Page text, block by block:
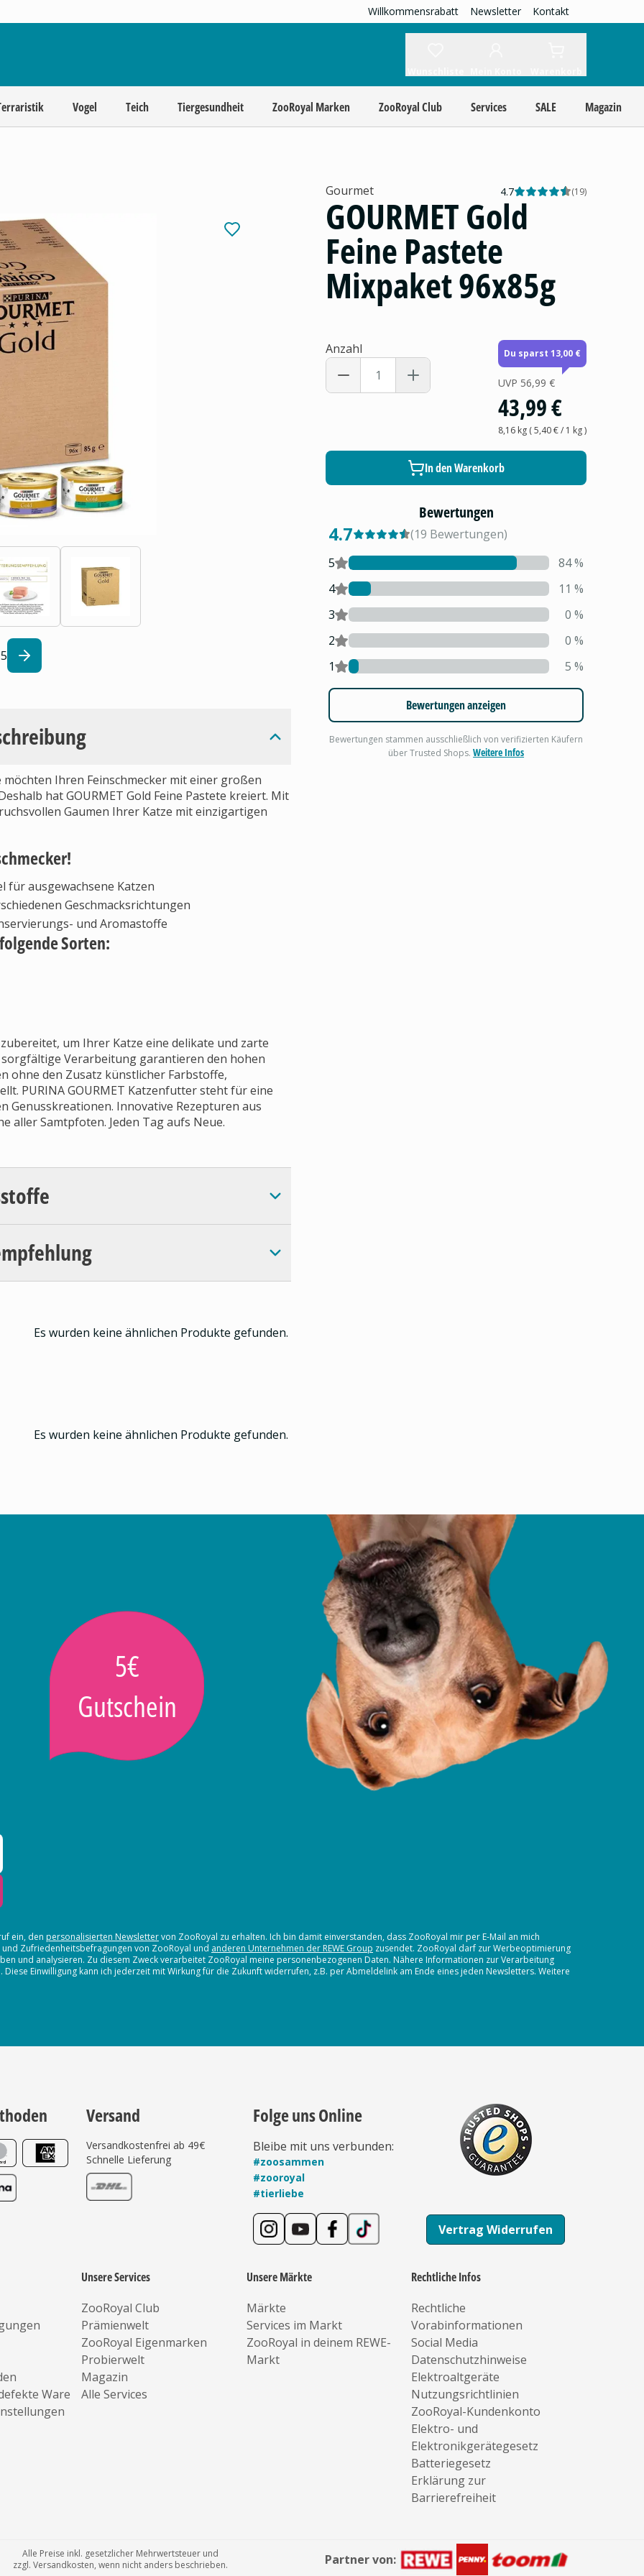
Willkommensrabatt Newsletter Kontakt
Vogel Teich Tiergesundheit ZooRoyal Marken ZooRoyal Club Services SALE Magazin
5
Ihren Feinschmecker mit einer großen
hat GOURMET Gold Feine Pastete kreiert. Mit
Gaumen Ihrer Katze mit einzigartigen
ausgewachsene Katzen
Geschmacksrichtungen
und Aromastoffe
Sorten:
um Ihrer Katze eine delikate und zarte
Verarbeitung garantieren den hohen
ohne den Zusatz künstlicher Farbstoffe,
PURINA GOURMET Katzenfutter steht für eine
Genusskreationen. Innovative Rezepturen aus
aller Samtpfoten. Jeden Tag aufs Neue.
Gourmet 4.7 (19)
GOURMET Gold
Feine Pastete
Mixpaket 96x85g
Anzahl Du sparst 13,00 €
UVP 56,99 €
43,99 €
8,16 kg(5,40 €/ 1 kg)
In den Warenkorb
Bewertungen
4.7 (19 Bewertungen)
5
84%
4
11 %
3
0 %
2
0 %
1
5 %
Bewertungen anzeigen
Bewertungen stammen ausschließlich von verifizierten Käufern
über Trusted Shops.Weitere Infos
Es wurden keine ähnlichen Produkte gefunden.
Es wurden keine ähnlichen Produkte gefunden.
5€
Gutschein
ein, den personalisierten Newslettervon ZooRoyal zu erhalten. Ich bin damit einverstanden, dass ZooRoyal mir per E-Mail an mich
Zufriedenheitsbefragungen von ZooRoyal und anderen Unternehmen der REWE Group zusendet. ZooRoyal darf zur Werbeoptimierung
und analysieren. Zu diesem Zweck verarbeitet ZooRoyal meine personenbezogenen Daten. Nähere Informationen zur Verarbeitung
Einwilligung kann ich jederzeit mit Wirkung für die Zukunft widerrufen, z.B. per Abmeldelink am Ende eines jeden Newsletters. Weitere
Versand
Versandkostenfrei ab 49€
Schnelle Lieferung
Folge uns Online
Bleibe mit uns verbunden:
#zoosammen
#zooroyal
#tierliebe
Vertrag Widerrufen
Ware
Unsere Services
ZooRoyal Club
Prämienwelt
ZooRoyal Eigenmarken
Probierwelt
Magazin
Alle Services
Unsere Märkte
Märkte
Services im Markt
ZooRoyal in deinem REWE-
Markt
Rechtliche Infos
Rechtliche
Vorabinformationen
Social Media
Datenschutzhinweise
Elektroaltgeräte
Nutzungsrichtlinien
ZooRoyal-Kundenkonto
Elektro- und
Elektronikgerätegesetz
Batteriegesetz
Erklärung zur
Barrierefreiheit
Alle Preise inkl. gesetzlicher Mehrwertsteuer und
zzgl. Versandkosten, wenn nicht anders beschrieben.
Partner von: